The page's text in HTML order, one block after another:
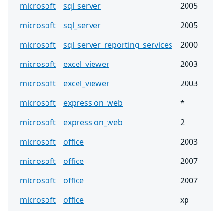
microsoft
sql_server
2005
microsoft
sql_server
2005
microsoft
sql_server_reporting_services
2000
microsoft
excel_viewer
2003
microsoft
excel_viewer
2003
microsoft
expression_web
*
microsoft
expression_web
2
microsoft
office
2003
microsoft
office
2007
microsoft
office
2007
microsoft
office
xp